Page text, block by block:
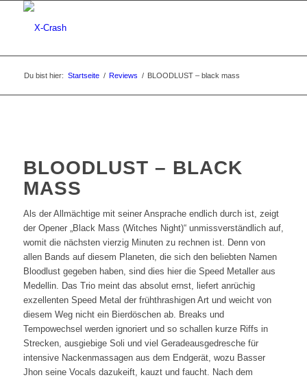
Du bist hier: Startseite / Reviews / BLOODLUST – black mass
BLOODLUST – BLACK
MASS
Als der Allmächtige mit seiner Ansprache endlich durch ist, zeigt
der Opener „Black Mass (Witches Night)“ unmissverständlich auf,
womit die nächsten vierzig Minuten zu rechnen ist. Denn von
allen Bands auf diesem Planeten, die sich den beliebten Namen
Bloodlust gegeben haben, sind dies hier die Speed Metaller aus
Medellin. Das Trio meint das absolut ernst, liefert anrüchig
exzellenten Speed Metal der frühthrashigen Art und weicht von
diesem Weg nicht ein Bierdöschen ab. Breaks und
Tempowechsel werden ignoriert und so schallen kurze Riffs in
Strecken, ausgiebige Soli und viel Geradeausgedresche für
intensive Nackenmassagen aus dem Endgerät, wozu Basser
Jhon seine Vocals dazukeift, kauzt und faucht. Nach dem